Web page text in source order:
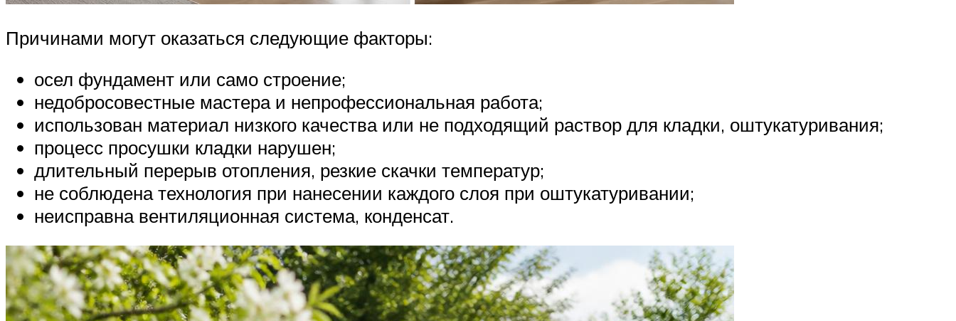
Причинами могут оказаться следующие факторы:
осел фундамент или само строение;
недобросовестные мастера и непрофессиональная работа;
использован материал низкого качества или не подходящий раствор для кладки, оштукатуривания;
процесс просушки кладки нарушен;
длительный перерыв отопления, резкие скачки температур;
не соблюдена технология при нанесении каждого слоя при оштукатуривании;
неисправна вентиляционная система, конденсат.